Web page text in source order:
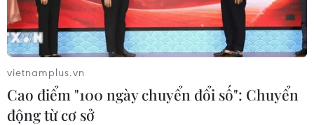
vietnamplus.vn
Cao điểm "100 ngày chuyển đổi số": Chuyển
động từ cơ sở